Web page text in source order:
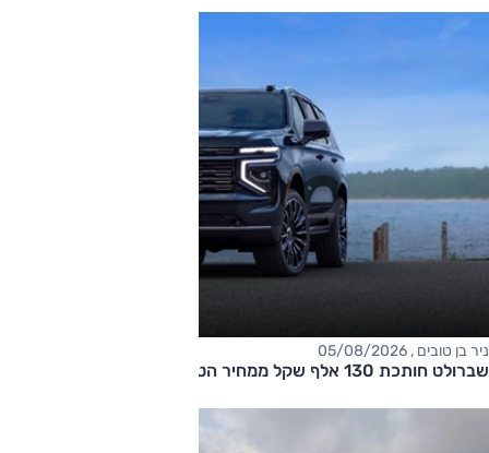
ניר בן טובים , 05/08/2026
שברולט חותכת 130 אלף שקל ממחיר הטאהו